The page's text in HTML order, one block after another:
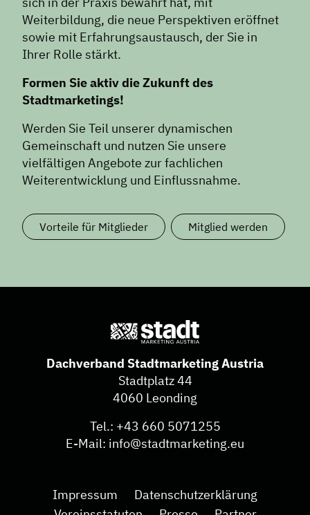
Weiterbildung, die neue Perspektiven eröffnet
sowie mit Erfahrungsaustausch, der Sie in
Ihrer Rolle stärkt.
Formen Sie aktiv die Zukunft des
Stadtmarketings!
Werden Sie Teil unserer dynamischen
Gemeinschaft und nutzen Sie unsere
vielfältigen Angebote zur fachlichen
Weiterentwicklung und Einflussnahme.
Vorteile für Mitglieder Mitglied werden
Dachverband Stadtmarketing Austria
Stadtplatz 44
4060 Leonding
Tel.: +43 660 5071255
E-Mail: info@stadtmarketing.eu
Impressum
Datenschutzerklärung